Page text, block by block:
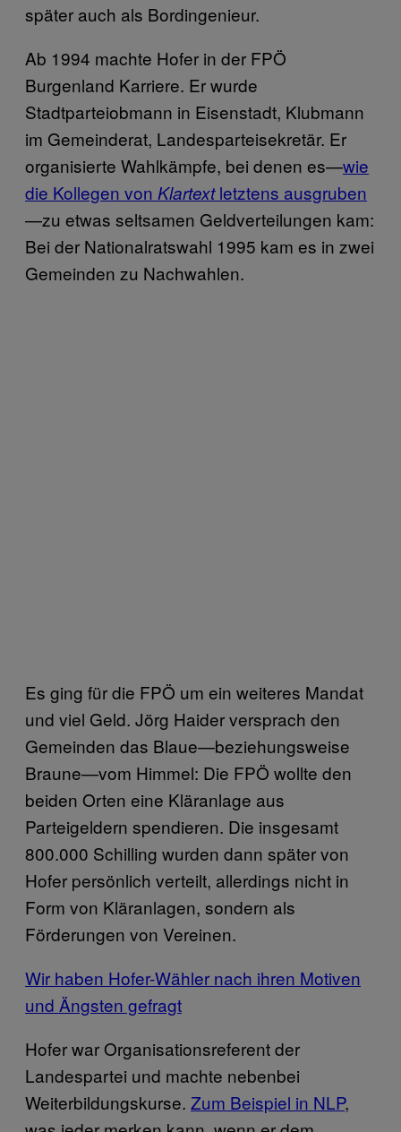
später auch als Bordingenieur.
Ab 1994 machte Hofer in der FPÖ
Burgenland Karriere. Er wurde
Stadtparteiobmann in Eisenstadt, Klubmann
im Gemeinderat, Landesparteisekretär. Er
organisierte Wahlkämpfe, bei denen es—wie
die Kollegen von Klartextletztens ausgruben
—zu etwas seltsamen Geldverteilungen kam:
Bei der Nationalratswahl 1995 kam es in zwei
Gemeinden zu Nachwahlen.
Es ging für die FPÖ um ein weiteres Mandat
und viel Geld. Jörg Haider versprach den
Gemeinden das Blaue—beziehungsweise
Braune—vom Himmel: Die FPÖ wollte den
beiden Orten eine Kläranlage aus
Parteigeldern spendieren. Die insgesamt
800.000 Schilling wurden dann später von
Hofer persönlich verteilt, allerdings nicht in
Form von Kläranlagen, sondern als
Förderungen von Vereinen.
Wir haben Hofer-Wähler nach ihren Motiven
und Ängsten gefragt
Hofer war Organisationsreferent der
Landespartei und machte nebenbei
Weiterbildungskurse. Zum Beispiel in NLP,